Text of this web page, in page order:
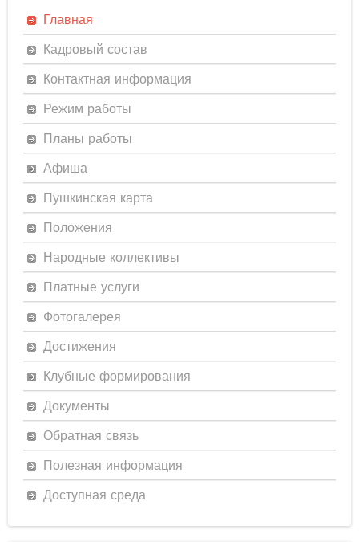
Главная
Кадровый состав
Контактная информация
Режим работы
Планы работы
Афиша
Пушкинская карта
Положения
Народные коллективы
Платные услуги
Фотогалерея
Достижения
Клубные формирования
Документы
Обратная связь
Полезная информация
Доступная среда